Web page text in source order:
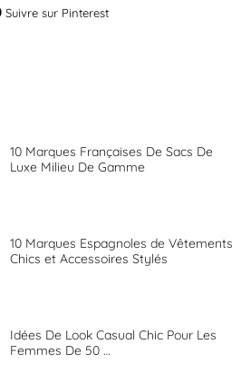
Suivre sur Pinterest
10 Marques Françaises De Sacs De
Luxe Milieu De Gamme
10 Marques Espagnoles de Vêtements
Chics et Accessoires Stylés
Idées De Look Casual Chic Pour Les
Femmes De 50 …